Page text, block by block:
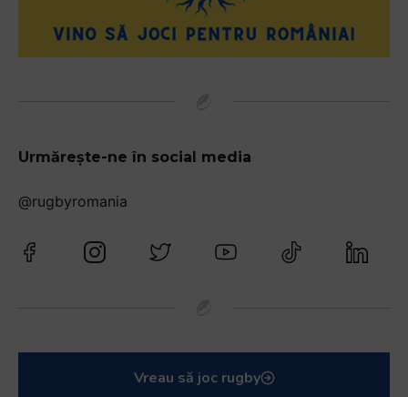
Urmărește-ne în social media
@rugbyromania
Vreau să joc rugby